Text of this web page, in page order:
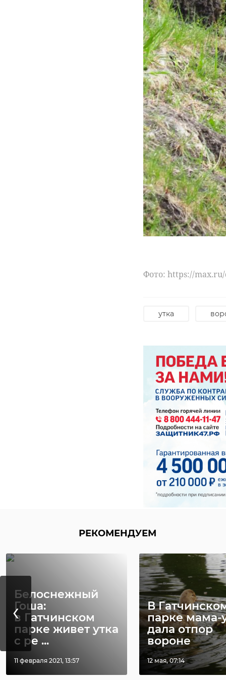
Фото: https://max.ru/
утка
РЕКОМЕНДУЕМ
Белоснежный
Гоша:
в Гатчинском
парке живет утка
с ре ...
11 февраля 2021, 13:57
В
парке мама-
дала отпор
вороне
12 мая, 07:14
‹